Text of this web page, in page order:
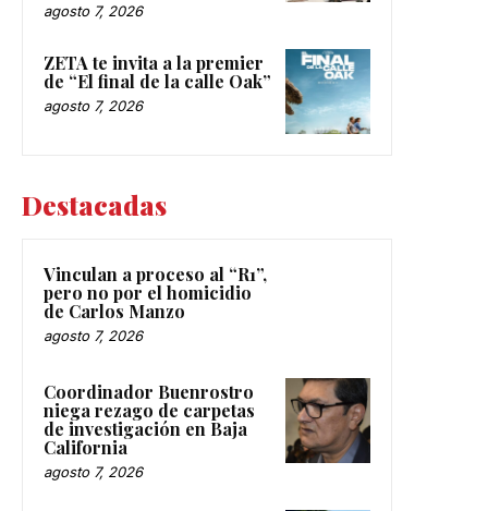
agosto 7, 2026
ZETA te invita a la premier
de “El final de la calle Oak”
agosto 7, 2026
Destacadas
Vinculan a proceso al “R1”,
pero no por el homicidio
de Carlos Manzo
agosto 7, 2026
Coordinador Buenrostro
niega rezago de carpetas
de investigación en Baja
California
agosto 7, 2026